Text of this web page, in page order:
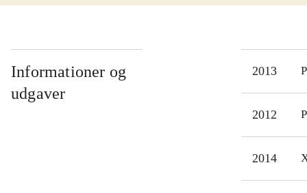
Informationer og
udgaver
2013
2012
2014